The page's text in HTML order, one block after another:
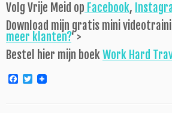
Volg Vrije Meid op Facebook,
Download mijn gratis mini
meer klanten?‘ >
Bestel hier mijn boekWork Hard
F T
w